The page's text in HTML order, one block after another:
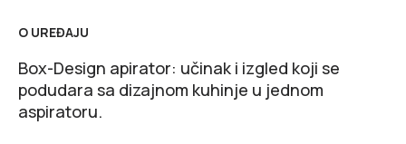
O UREĐAJU
Box-Design apirator: učinak i izgled koji se
podudara sa dizajnom kuhinje u jednom
aspiratoru.